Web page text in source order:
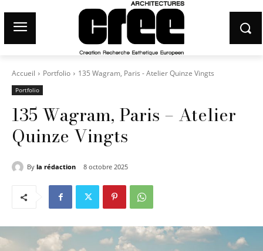
Accueil Portfolio 135 Wagram, Paris - Atelier Quinze Vingts
Portfolio
135 Wagram, Paris – Atelier
Quinze Vingts
By la rédaction 8 octobre 2025